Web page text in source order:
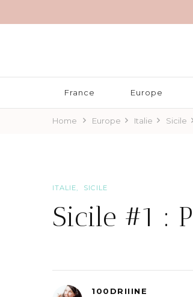
Rêver
France Europe
Home Europe Italie Sicile
ITALIE SICILE
Sicile #1 :
100DRIIINE